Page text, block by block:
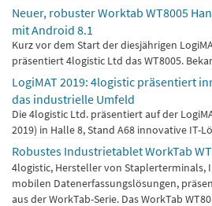
Neuer, robuster Worktab WT8005
mit Android 8.1
Kurz vor dem Start der diesjährigen
präsentiert 4logistic Ltd das WT8005.
LogiMAT 2019: 4logistic präsentiert
das industrielle Umfeld
Die 4logistic Ltd. präsentiert auf der
2019) in Halle 8, Stand A68 innovative IT-
Robustes Industrietablet WorkTab
4logistic, Hersteller von
mobilen Datenerfassungslösungen,
aus der WorkTab-Serie. Das WorkTab